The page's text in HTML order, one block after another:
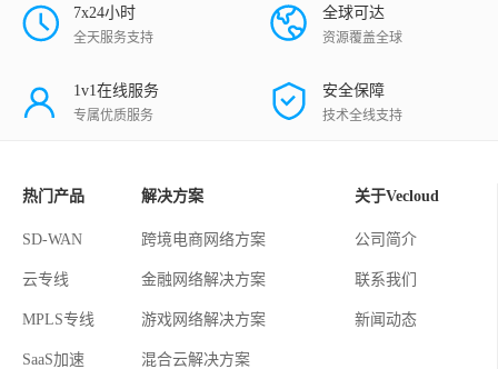
7x24小时
全天服务支持
全球可达
资源覆盖全球
1v1在线服务
专属优质服务
安全保障
技术全线支持
热门产品
SD-WAN
云专线
MPLS专线
SaaS加速
解决方案
跨境电商网络方案
金融网络解决方案
游戏网络解决方案
混合云解决方案
关于Vecloud
公司简介
联系我们
新闻动态